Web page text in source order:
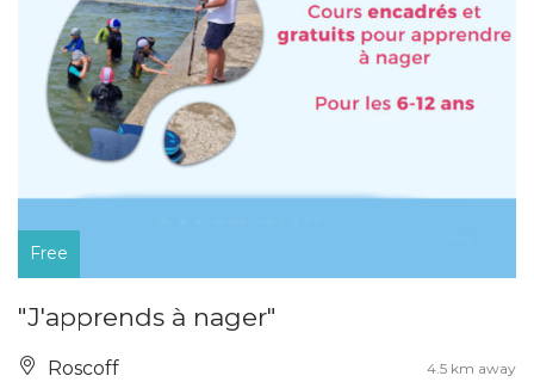
Free
"J'apprends à nager"
Roscoff 4.5 km away